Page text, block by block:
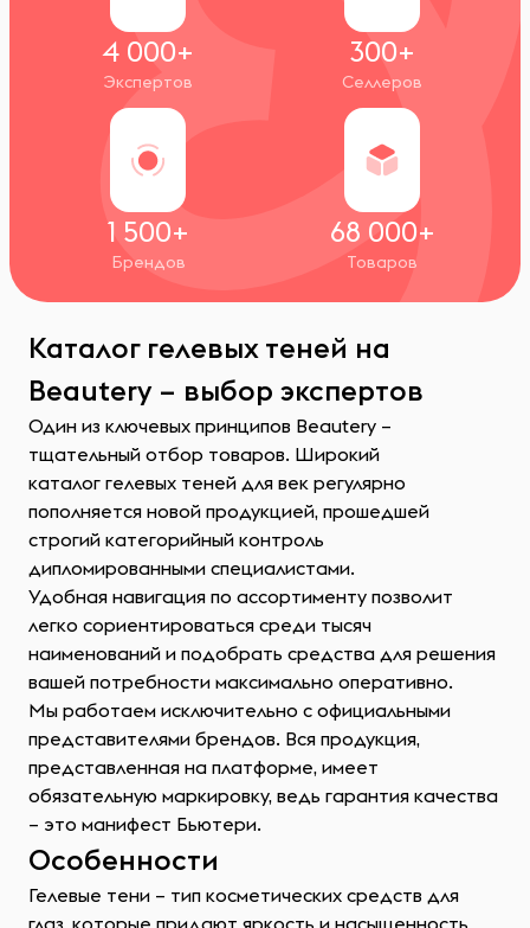
4 000+
Экспертов
300+
Селлеров
1 500+
Брендов
68 000+
Товаров
Каталог гелевых теней на
Beautery – выбор экспертов
Один из ключевых принципов Beautery –
тщательный отбор товаров. Широкий
каталог гелевых теней для век регулярно
пополняется новой продукцией, прошедшей
строгий категорийный контроль
дипломированными специалистами.
Удобная навигация по ассортименту позволит
легко сориентироваться среди тысяч
наименований и подобрать средства для решения
вашей потребности максимально оперативно.
Мы работаем исключительно с официальными
представителями брендов. Вся продукция,
представленная на платформе, имеет
обязательную маркировку, ведь гарантия качества
– это манифест Бьютери.
Особенности
Гелевые тени – тип косметических средств для
глаз, которые придают яркость и насыщенность